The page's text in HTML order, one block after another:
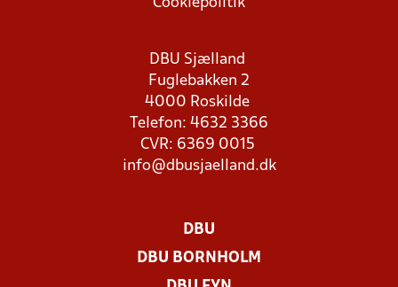
Cookiepolitik
DBU Sjælland
Fuglebakken 2
4000 Roskilde
Telefon: 4632 3366
CVR: 6369 0015
info@dbusjaelland.dk
DBU
DBU BORNHOLM